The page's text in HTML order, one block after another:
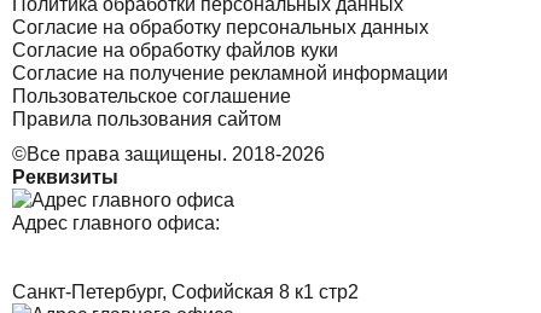
Политика обработки персональных данных
Согласие на обработку персональных данных
Согласие на обработку файлов куки
Согласие на получение рекламной информации
Пользовательское соглашение
Правила пользования сайтом
©Все права защищены. 2018-2026
Реквизиты
Адрес главного офиса:
Санкт-Петербург, Софийская 8 к1 стр2